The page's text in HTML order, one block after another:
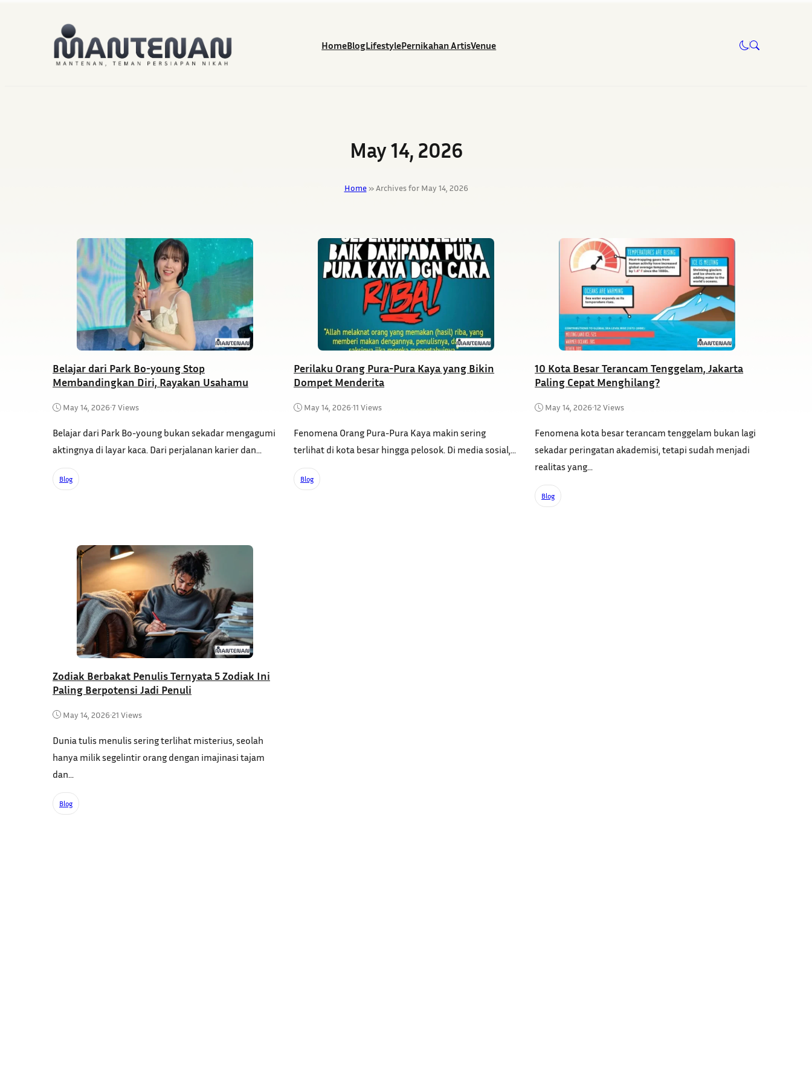
HomeBlogLifestylePernikahan ArtisVenue
May 14, 2026
Home»Archives for May 14, 2026
Belajar dari Park Bo-young Stop
Membandingkan Diri, Rayakan Usahamu
May 14, 2026•7 Views
Belajar dari Park Bo-young bukan sekadar mengagumi
aktingnya di layar kaca. Dari perjalanan karier dan...
Blog
Perilaku Orang Pura-Pura Kaya yang Bikin
Dompet Menderita
May 14, 2026•11 Views
Fenomena Orang Pura-Pura Kaya makin sering
terlihat di kota besar hingga pelosok. Di media sosial,...
Blog
10 Kota Besar Terancam Tenggelam, Jakarta
Paling Cepat Menghilang?
May 14, 2026•12 Views
Fenomena kota besar terancam tenggelam bukan lagi
sekadar peringatan akademisi, tetapi sudah menjadi
realitas yang...
Blog
Zodiak Berbakat Penulis Ternyata 5 Zodiak Ini
Paling Berpotensi Jadi Penuli
May 14, 2026•21 Views
Dunia tulis menulis sering terlihat misterius, seolah
hanya milik segelintir orang dengan imajinasi tajam
dan...
Blog